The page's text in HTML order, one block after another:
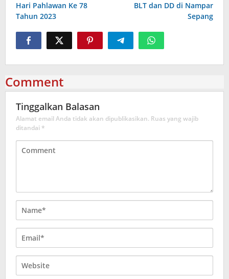
Hari Pahlawan Ke 78
Tahun 2023
BLT dan DD di Nampar
Sepang
Comment
Tinggalkan Balasan
Alamat email Anda tidak akan dipublikasikan. Ruas yang wajib
ditandai *